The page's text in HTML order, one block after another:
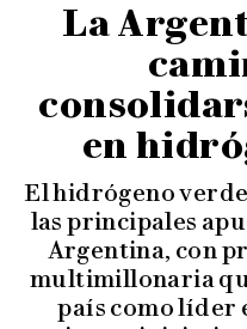
La
en
El hidrógeno
las principales
Argentina, con
multimillonaria
país como líder